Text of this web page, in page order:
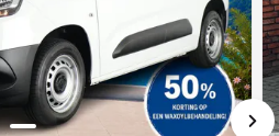
nu voor een bezichtiging.